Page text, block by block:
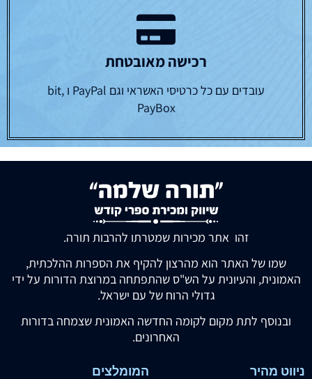
רכישה מאובטחת
עובדים עם כל כרטיסי האשראי וגם PayPal ו bit,
PayBox
זהו אתר מכירות שמטרתו להרבות תורה.
שמו של האתר הוא מהרצון להקיף את הספרות ההלכתית,
האמונית, והעיונית על הש"ס שהתפתחה במרוצת הדורות על ידי
גדולי הרוח של עם ישראל.
ובנוסף לתת מקום לקומה החדשה האמונית שצמחה בדורות
האחרונים.
ניווט מהיר המומלצים